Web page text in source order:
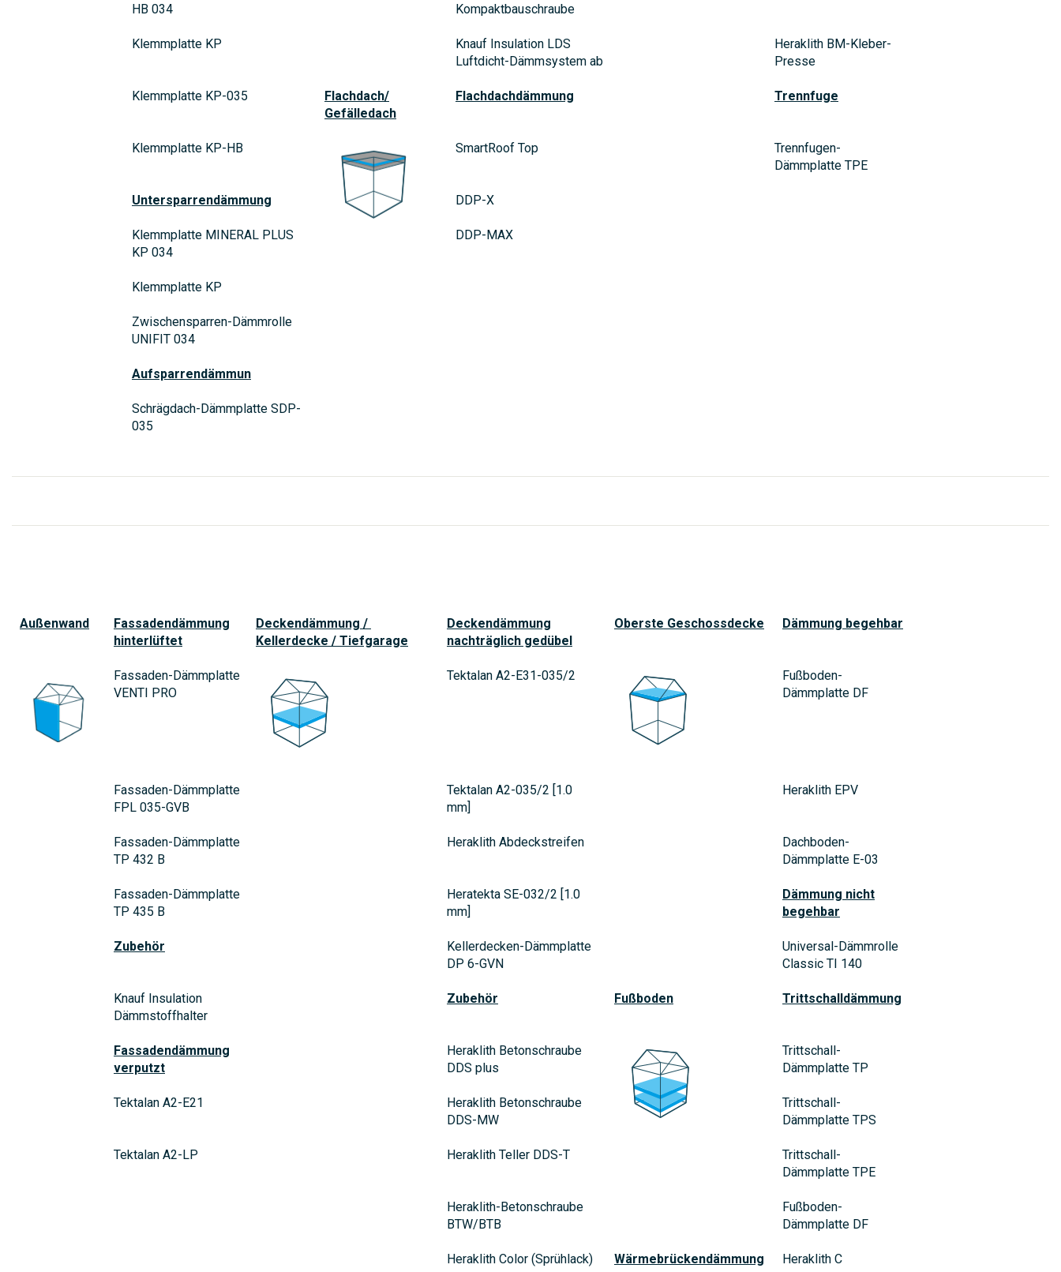
HB 034
Kompaktbauschraube
Klemmplatte KP
Knauf Insulation LDS
Luftdicht-Dämmsystem ab
Heraklith BM-Kleber-
Presse
Klemmplatte KP-035
Flachdach/
Gefälledach
Flachdachdämmung Trennfuge
Klemmplatte KP-HB SmartRoof Top
Trennfugen-
Dämmplatte TPE
Untersparrendämmung DDP-X
Klemmplatte MINERAL PLUS
KP 034
DDP-MAX
Klemmplatte KP
Zwischensparren-Dämmrolle
UNIFIT 034
Aufsparrendämmun
Schrägdach-Dämmplatte SDP-
035
Außenwand
Fassadendämmung
hinterlüftet
Deckendämmung /
Kellerdecke / Tiefgarage
Deckendämmung
nachträglich gedübel
Oberste Geschossdecke Dämmung begehbar
Fassaden-Dämmplatte
VENTI PRO
Tektalan A2-E31-035/2
Fußboden-
Dämmplatte DF
Fassaden-Dämmplatte
FPL 035-GVB
Tektalan A2-035/2 [1.0
mm]
Heraklith EPV
Fassaden-Dämmplatte
TP 432 B
Heraklith Abdeckstreifen
Dachboden-
Dämmplatte E-03
Fassaden-Dämmplatte
TP 435 B
Heratekta SE-032/2 [1.0
mm]
Dämmung nicht
begehbar
Zubehör
Kellerdecken-Dämmplatte
DP 6-GVN
Universal-Dämmrolle
Classic TI 140
Knauf Insulation
Dämmstoffhalter
Zubehör Fußboden Trittschalldämmung
Fassadendämmung
verputzt
Heraklith Betonschraube
DDS plus
Trittschall-
Dämmplatte TP
Tektalan A2-E21
Heraklith Betonschraube
DDS-MW
Trittschall-
Dämmplatte TPS
Tektalan A2-LP Heraklith Teller DDS-T
Trittschall-
Dämmplatte TPE
Heraklith-Betonschraube
BTW/BTB
Fußboden-
Dämmplatte DF
Heraklith Color (Sprühlack) Wärmebrückendämmung Heraklith C